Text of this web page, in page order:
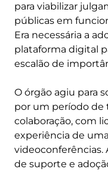
para viabilizar
públicas em
Era necessária a
plataforma digital
escalão de
O órgão agiu para
por um período de
colaboração, com
experiência de
videoconferências.
de suporte e